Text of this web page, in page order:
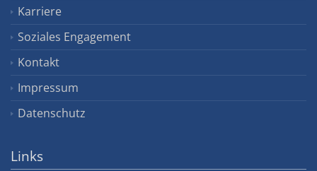
Karriere
Soziales Engagement
Kontakt
Impressum
Datenschutz
Links